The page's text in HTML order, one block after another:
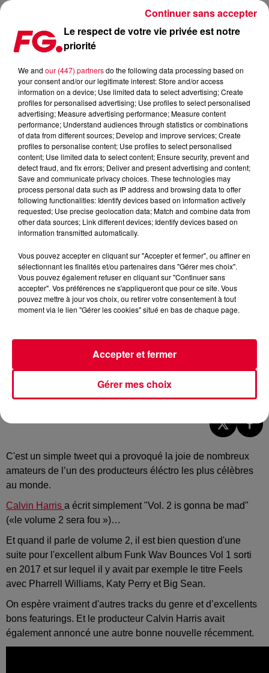
CALVIN HARRIS PLUS QUE JAMAIS SUR LE RETOUR
Publié : 10 mars 2022 à 9h08 par Antony HARARI
Calvin Harris dans un stade le 2 juillet
C'est un simple tweet qui a provoqué la joie de nombreux
amateurs de l’un des producteurs éléctro les plus célèbres
au monde.
Calvin Harris a écrit simplement "Vol. 2 is gonna be mad"
(«le volume 2 sera fou »)…
Et quand il parle de volume 2, il est bien question d'une
suite pour l'excellent album Funk Wav Bounces Vol 1 sorti
en 2017 et sur lequel il y avait par exemple le titre Feels
avec Pharrell Williams, Katy Perry et Big Sean.
On espère vraiment d'autres tracks du genre et d’excellents
bons featurings. Et le producteur Calvin Harris avait
également annoncé une autre bonne nouvelle récemment.
Le respect de votre vie privée est notre
priorité
We and our (447) partnersdo the following data processing based on
your consent and/or our legitimate interest: Store and/or access
information on a device; Use limited data to select advertising; Create
profiles for personalised advertising; Use profiles to select personalised
advertising; Measure advertising performance; Measure content
performance; Understand audiences through statistics or combinations
of data from different sources; Develop and improve services; Create
profiles to personalise content; Use profiles to select personalised
content; Use limited data to select content; Ensure security, prevent and
detect fraud, and fix errors; Deliver and present advertising and content;
Save and communicate privacy choices. These technologies may
process personal data such as IP address and browsing data to offer
following functionalities: Identify devices based on information actively
requested; Use precise geolocation data; Match and combine data from
other data sources; Link different devices; Identify devices based on
information transmitted automatically.
Vous pouvez accepter en cliquant sur "Accepter et fermer", ou affiner en
sélectionnant les finalités et/ou partenaires dans "Gérer mes choix".
Vous pouvez également refuser en cliquant sur "Continuer sans
accepter". Vos préférences ne s'appliqueront que pour ce site. Vous
pouvez mettre à jour vos choix, ou retirer votre consentement à tout
moment via le lien "Gérer les cookies" situé en bas de chaque page.
Gérer mes choix
Accepter et fermer
Continuer sans accepter